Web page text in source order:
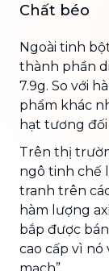
Chất béo
Ngoài tinh
thành phần
7.9g. So với
phẩm khác
hạt tương
Trên thị
ngô tinh chế
tranh trên
hàm lượng
bắp được
cao cấp vì
mạch”.